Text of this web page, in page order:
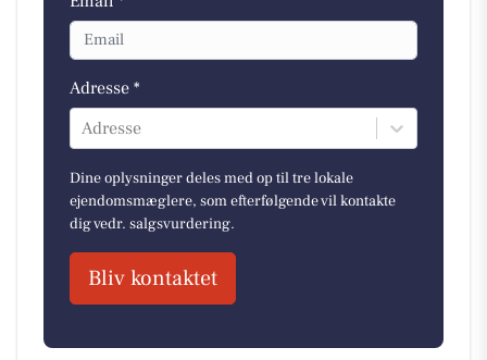
Adresse *
Adresse
Dine oplysninger deles med op til tre lokale
ejendomsmæglere, som efterfølgende vil kontakte
dig vedr. salgsvurdering.
Bliv kontaktet